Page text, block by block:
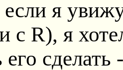
я
с R), я